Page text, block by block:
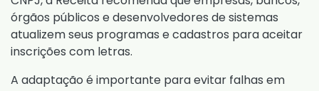
órgãos públicos e desenvolvedores de sistemas
atualizem seus programas e cadastros para aceitar
inscrições com letras.
A adaptação é importante para evitar falhas em